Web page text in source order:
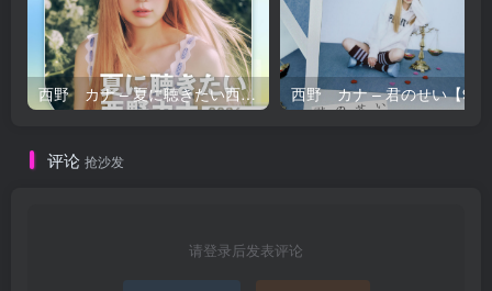
西野 カナ – 夏に聴きたい西野カナ2026【44.1kHz／16bit】日本区
评论 抢沙发
请登录后发表评论